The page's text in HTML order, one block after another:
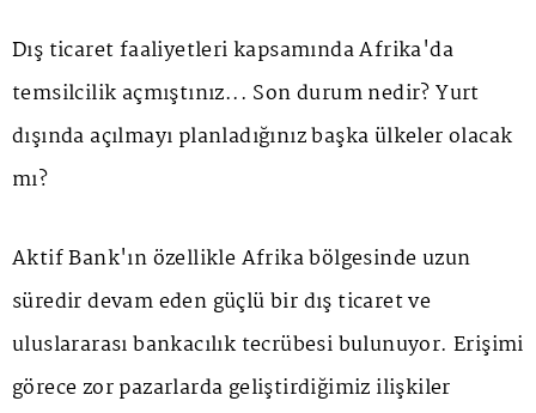
Dış ticaret faaliyetleri kapsamında Afrika'da
temsilcilik açmıştınız... Son durum nedir? Yurt
dışında açılmayı planladığınız başka ülkeler olacak
mı?
Aktif Bank'ın özellikle Afrika bölgesinde uzun
süredir devam eden güçlü bir dış ticaret ve
uluslararası bankacılık tecrübesi bulunuyor. Erişimi
görece zor pazarlarda geliştirdiğimiz ilişkiler